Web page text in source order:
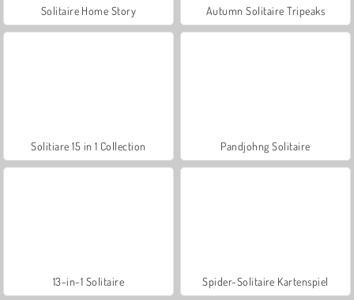
Solitaire Home Story Autumn Solitaire Tripeaks
Solitiare 15 in 1 Collection Pandjohng Solitaire
13-in-1 Solitaire Spider-Solitaire Kartenspiel